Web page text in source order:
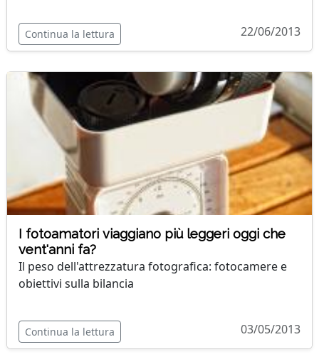
Continua la lettura 22/06/2013
I fotoamatori viaggiano più leggeri oggi che
vent'anni fa?
Il peso dell'attrezzatura fotografica: fotocamere e
obiettivi sulla bilancia
Continua la lettura 03/05/2013